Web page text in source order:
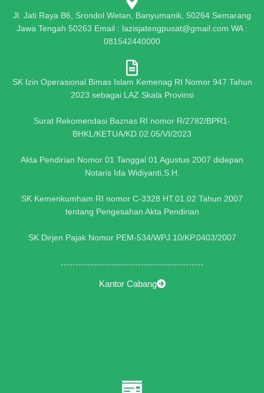
Jl. Jati Raya B6, Srondol Wetan, Banyumanik, 50264 Semarang
Jawa Tengah 50263 Email : lazisjatengpusat@gmail.com WA :
081542440000
SK Izin Operasional Bimas Islam Kemenag RI Nomor 947 Tahun
2023 sebagai LAZ Skala Provinsi
Surat Rekomendasi Baznas RI nomor R/2782/BPR1-
BHKL/KETUA/KD.02.05/VI/2023
Akta Pendirian Nomor 01 Tanggal 01 Agustus 2007 didepan
Notaris Ida Widiyanti,S.H.
SK Kemenkumham RI nomor C-3328 HT.01.02 Tahun 2007
tentang Pengesahan Akta Pendirian
SK Dirjen Pajak Nomor PEM-534/WPJ.10/KP.0403/2007
Kantor Cabang